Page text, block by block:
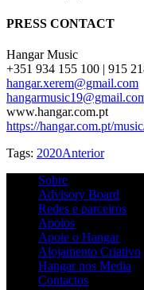
PRESS CONTACT
Hangar Music
+351 934 155 100 | 915
hangar.xerem@gmail.com
www.hangar.com.pt
https://hangar.com.pt/
Tags: 2020Anterior
Sobre
Advisory Board
Redes e parceiros
Apoios
Apoie o Hangar
Alojamento Criativo
Hangar nos Media
Contactos